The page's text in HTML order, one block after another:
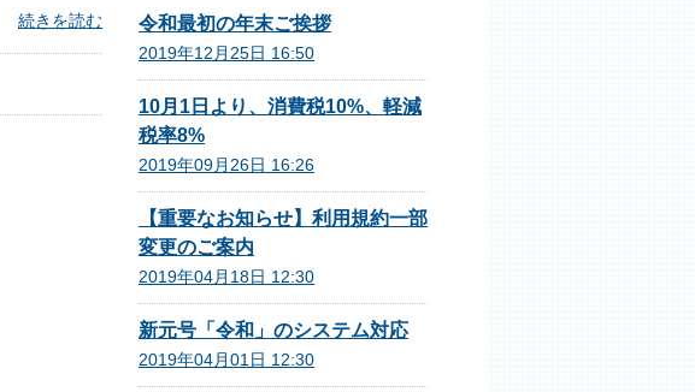
続きを読む
令和最初の年末ご挨拶
2019年12月25日 16:50
10月1日より、消費税10%、軽減
税率8%
2019年09月26日 16:26
【重要なお知らせ】利用規約一部
変更のご案内
2019年04月18日 12:30
新元号「令和」のシステム対応
2019年04月01日 12:30